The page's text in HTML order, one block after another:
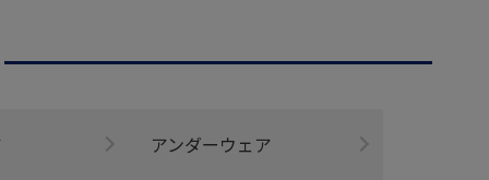
アンダーウェア